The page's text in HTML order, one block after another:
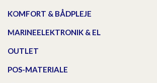
KOMFORT & BÅDPLEJE
MARINEELEKTRONIK & EL
OUTLET
POS-MATERIALE